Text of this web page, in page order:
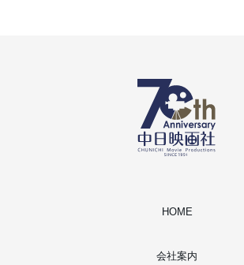
HOME
会社案内